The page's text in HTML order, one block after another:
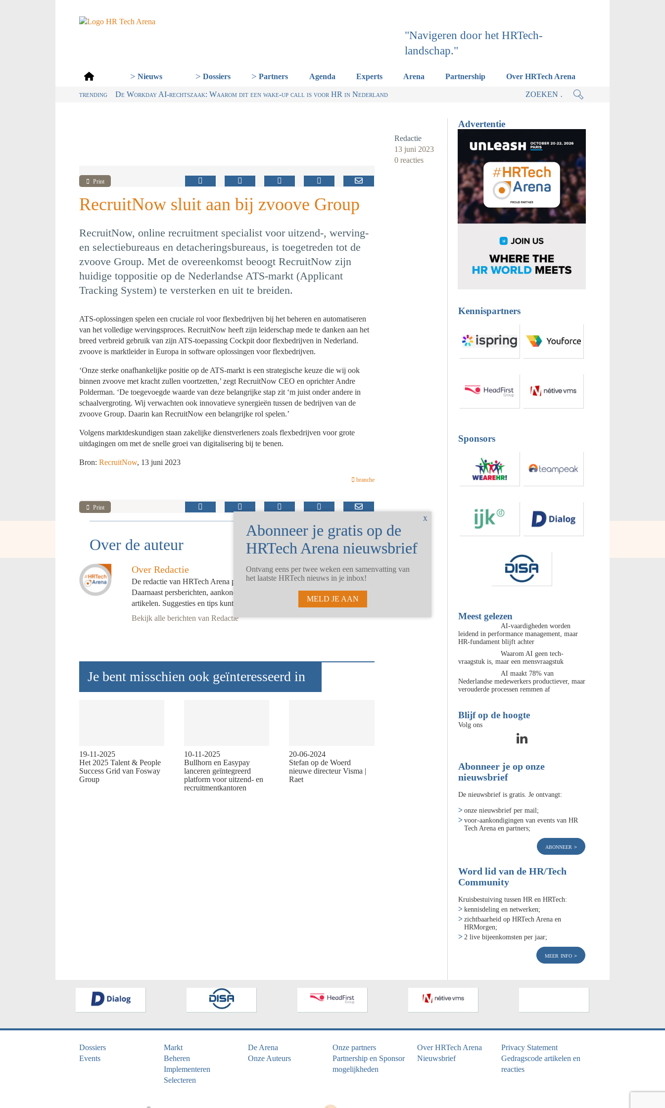
"Navigeren door het HRTech-
landschap."
Nieuws Dossiers Partners Agenda Experts Arena Partnership Over HRTech Arena
trending Digitalisering & AI cruciaal voor Talentstrategie kabinet. Skills-gerichte arbeidsmarkt onderdeel actieplan.
Wet loontransparantie: dit moet HR nu al regelen
Van dialect naar ABN: waarom Nederland een gemeenschappelijke skillstaal nodig heeft
De Workday AI-rechtszaak: Waarom dit een wake-up call is voor HR in Nederland
Redactie
13 juni 2023
0 reacties
Print
RecruitNow sluit aan bij zvoove Group
RecruitNow, online recruitment specialist voor uitzend-, werving-
en selectiebureaus en detacheringsbureaus, is toegetreden tot de
zvoove Group. Met de overeenkomst beoogt RecruitNow zijn
huidige toppositie op de Nederlandse ATS-markt (Applicant
Tracking System) te versterken en uit te breiden.
ATS-oplossingen spelen een cruciale rol voor flexbedrijven bij het beheren en automatiseren
van het volledige wervingsproces. RecruitNow heeft zijn leiderschap mede te danken aan het
breed verbreid gebruik van zijn ATS-toepassing Cockpit door flexbedrijven in Nederland.
zvoove is marktleider in Europa in software oplossingen voor flexbedrijven.
‘Onze sterke onafhankelijke positie op de ATS-markt is een strategische keuze die wij ook
binnen zvoove met kracht zullen voortzetten,’ zegt RecruitNow CEO en oprichter Andre
Polderman. ‘De toegevoegde waarde van deze belangrijke stap zit ‘m juist onder andere in
schaalvergroting. Wij verwachten ook innovatieve synergieën tussen de bedrijven van de
zvoove Group. Daarin kan RecruitNow een belangrijke rol spelen.’
Volgens marktdeskundigen staan zakelijke dienstverleners zoals flexbedrijven voor grote
uitdagingen om met de snelle groei van digitalisering bij te benen.
Bron: RecruitNow, 13 juni 2023
branche
Print
Over de auteur
Over Redactie
De redactie van HRTech Arena plaatst hier interviews en eigen artikelen.
Daarnaast persberichten, aankondigingen of (met toestemming) overgenomen
artikelen. Suggesties en tips kunt u sturen naar redactie[AT]zipmedia.nl
Bekijk alle berichten van Redactie
Je bent misschien ook geïnteresseerd in
19-11-2025
Het 2025 Talent & People
Success Grid van Fosway
Group
10-11-2025
Bullhorn en Easypay
lanceren geïntegreerd
platform voor uitzend- en
recruitmentkantoren
20-06-2024
Stefan op de Woerd
nieuwe directeur Visma |
Raet
Advertentie
Kennispartners
Sponsors
Meest gelezen
AI-vaardigheden worden
leidend in performance management, maar
HR-fundament blijft achter
Waarom AI geen tech-
vraagstuk is, maar een mensvraagstuk
AI maakt 78% van
Nederlandse medewerkers productiever, maar
verouderde processen remmen af
Blijf op de hoogte
Volg ons
Abonneer je op onze
nieuwsbrief
De nieuwsbrief is gratis. Je ontvangt:
onze nieuwsbrief per mail;
voor-aankondigingen van events van HR
Tech Arena en partners;
abonneer
Word lid van de HR/Tech
Community
Kruisbestuiving tussen HR en HRTech:
kennisdeling en netwerken;
zichtbaarheid op HRTech Arena en
HRMorgen;
2 live bijeenkomsten per jaar;
meer info
Dossiers
Events
Markt
Beheren
Implementeren
Selecteren
De Arena
Onze Auteurs
Onze partners
Partnership en Sponsor
mogelijkheden
Over HRTech Arena
Nieuwsbrief
Privacy Statement
Gedragscode artikelen en
reacties
Ontvang eens per twee weken een samenvatting van
het laatste HRTech nieuws in je inbox!
MELD JE AAN